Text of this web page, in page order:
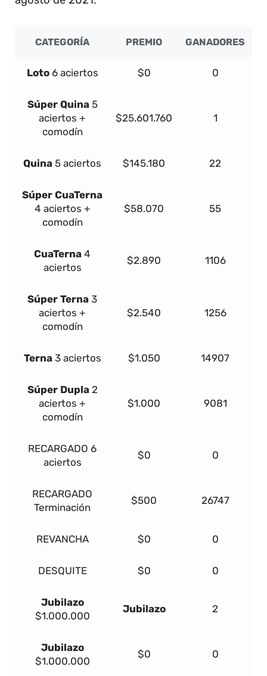
CATEGORÍA PREMIO GANADORES
Loto 6 aciertos $0 0
Súper Quina 5
aciertos +
comodín
$25.601.760 1
Quina 5 aciertos $145.180 22
Súper CuaTerna
4 aciertos +
comodín
$58.070 55
CuaTerna 4
aciertos
$2.890 1106
Súper Terna 3
aciertos +
comodín
$2.540 1256
Terna 3 aciertos $1.050 14907
Súper Dupla 2
aciertos +
comodín
$1.000 9081
RECARGADO 6
aciertos
$0 0
RECARGADO
Terminación
$500 26747
REVANCHA $0 0
DESQUITE $0 0
Jubilazo
$1.000.000
Jubilazo 2
Jubilazo
$1.000.000
$0 0